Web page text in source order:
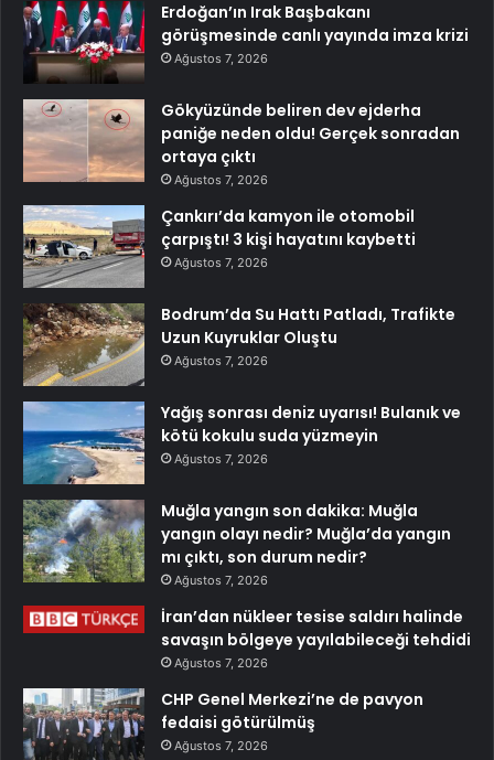
Erdoğan’ın Irak Başbakanı
görüşmesinde canlı yayında imza krizi
Ağustos 7, 2026
Gökyüzünde beliren dev ejderha
paniğe neden oldu! Gerçek sonradan
ortaya çıktı
Ağustos 7, 2026
Çankırı’da kamyon ile otomobil
çarpıştı! 3 kişi hayatını kaybetti
Ağustos 7, 2026
Bodrum’da Su Hattı Patladı, Trafikte
Uzun Kuyruklar Oluştu
Ağustos 7, 2026
Yağış sonrası deniz uyarısı! Bulanık ve
kötü kokulu suda yüzmeyin
Ağustos 7, 2026
Muğla yangın son dakika: Muğla
yangın olayı nedir? Muğla’da yangın
mı çıktı, son durum nedir?
Ağustos 7, 2026
İran’dan nükleer tesise saldırı halinde
savaşın bölgeye yayılabileceği tehdidi
Ağustos 7, 2026
CHP Genel Merkezi’ne de pavyon
fedaisi götürülmüş
Ağustos 7, 2026